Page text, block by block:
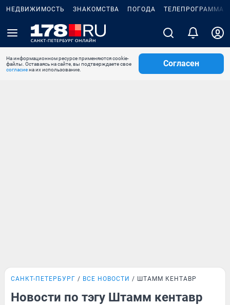
НЕДВИЖИМОСТЬ ЗНАКОМСТВА ПОГОДА ТЕЛЕПРОГРАММА
На информационном ресурсе применяются cookie-
файлы. Оставаясь на сайте, вы подтверждаете свое
согласиена их использование.
Согласен
САНКТ-ПЕТЕРБУРГ ВСЕ НОВОСТИ ШТАММ КЕНТАВР
Новости по тэгу Штамм кентавр